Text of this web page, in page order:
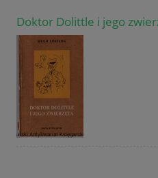
Doktor Dolittle i jego